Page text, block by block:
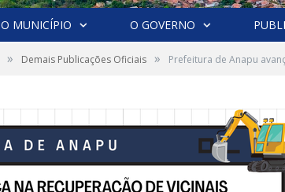
O MUNICÍPIO O GOVERNO
» Demais Publicações Oficiais » Prefeitura de Anapu